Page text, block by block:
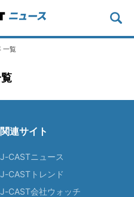
一覧
関連サイト
J-CASTニュース
J-CASTトレンド
J-CAST会社ウォッチ